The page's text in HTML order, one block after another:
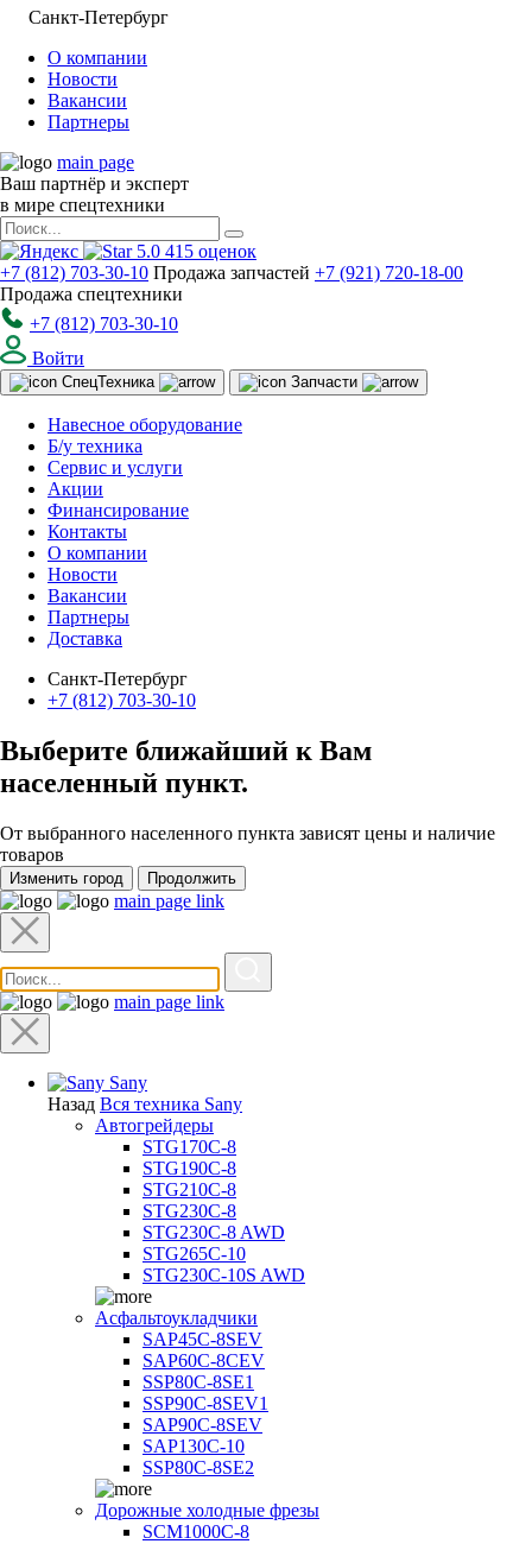
Санкт-Петербург
О компании
Новости
Вакансии
Партнеры
main page
Ваш партнёр и эксперт
в мире спецтехники
5.0 415 оценок
+7 (812) 703-30-10 Продажа запчастей +7 (921) 720-18-00
Продажа спецтехники
+7 (812) 703-30-10
Войти
СпецТехника Запчасти
Навесное оборудование
Б/у техника
Сервис и услуги
Акции
Финансирование
Контакты
О компании
Новости
Вакансии
Партнеры
Доставка
Санкт-Петербург
+7 (812) 703-30-10
Выберите ближайший к Вам
населенный пункт.
От выбранного населенного пункта зависят цены и наличие
товаров
Изменить город Продолжить
main page link
main page link
Sany
Назад Вся техника Sany
Автогрейдеры
STG170C-8
STG190C-8
STG210C-8
STG230C-8
STG230C-8 AWD
STG265C-10
STG230C-10S AWD
Асфальтоукладчики
SAP45С-8SEV
SAP60C-8CEV
SSP80C-8SE1
SSP90C-8SEV1
SAP90C-8SEV
SAP130C-10
SSP80C-8SE2
Дорожные холодные фрезы
SCM1000C-8